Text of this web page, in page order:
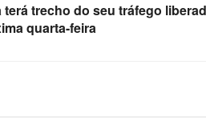
trecho do seu tráfego
quarta-feira